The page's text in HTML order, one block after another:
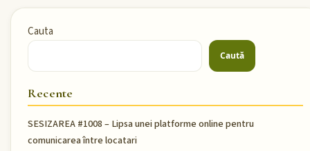
Cauta
Caută
Recente
SESIZAREA #1008 – Lipsa unei platforme online pentru
comunicarea între locatari